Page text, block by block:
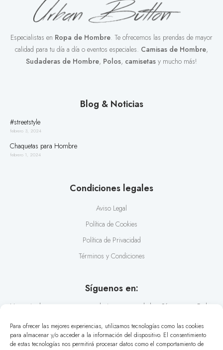
Para ofrecer las mejores experiencias, utilizamos tecnologías como las cookies
para almacenar y/o acceder a la información del dispositivo. El consentimiento
de estas tecnologías nos permitirá procesar datos como el comportamiento de
Especialistas en Ropa de Hombre. Te ofrecemos las prendas de mayor
calidad para tu día a día o eventos especiales. Camisas de Hombre,
Sudaderas de Hombre, Polos, camisetas y mucho más!
Blog & Noticias
#streetstyle
febrero 3, 2024
Chaquetas para Hombre
febrero 1, 2024
Condiciones legales
Aviso Legal
Política de Cookies
Política de Privacidad
Términos y Condiciones
Síguenos en:
No te pierdas nuestras recomendaciones y novedades. Síguenos en Redes